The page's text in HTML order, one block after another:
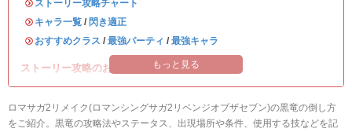
・ ストーリー攻略チャート
・ キャラ一覧 / 閃き適正
・ おすすめクラス / 最強パーティ / 最強キャラ
ストーリー攻略のお供に読みたい記事！
もっと見る
ロマサガ2リメイク(ロマンシングサガ2リベンジオブザセブン)の黒竜の倒し方
をご紹介。黒竜の攻略法やステータス、出現場所や条件、使用する技などを記